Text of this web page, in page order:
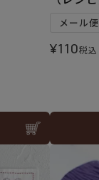
メール
¥110税込